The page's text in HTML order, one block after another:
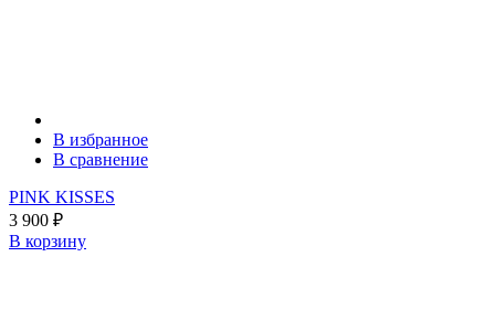
В избранное
В сравнение
PINK KISSES
3 900 ₽
В корзину